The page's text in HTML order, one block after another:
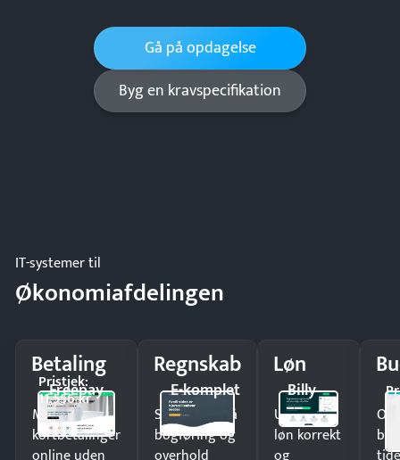
Gå på opdagelse
Byg en kravspecifikation
IT-systemer til
Økonomiafdelingen
Betaling
Freepay
Pristjek:
11.556 kr
Modtag
kortbetalinger
Regnskab
E-komplet
Spar timer på
bogføring og
Løn
Billy
Udbetal
løn korrekt